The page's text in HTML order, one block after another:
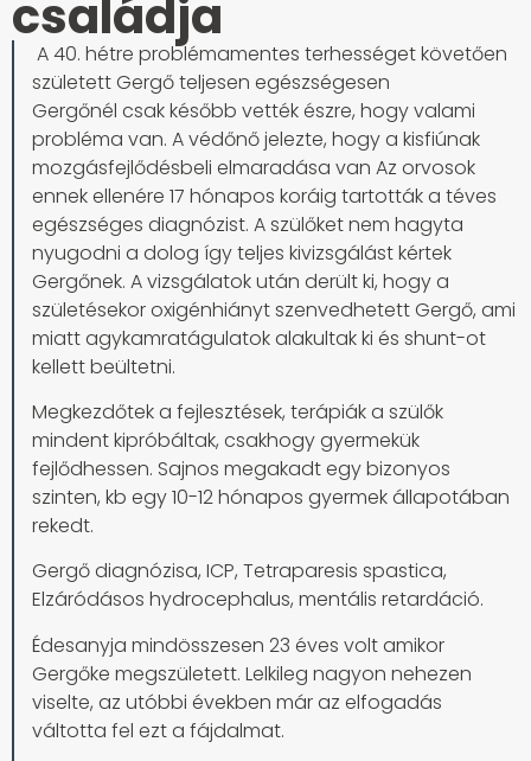
családja
A 40. hétre problémamentes terhességet követően
született Gergő teljesen egészségesen
Gergőnél csak később vették észre, hogy valami
probléma van. A védőnő jelezte, hogy a kisfiúnak
mozgásfejlődésbeli elmaradása van Az orvosok
ennek ellenére 17 hónapos koráig tartották a téves
egészséges diagnózist. A szülőket nem hagyta
nyugodni a dolog így teljes kivizsgálást kértek
Gergőnek. A vizsgálatok után derült ki, hogy a
születésekor oxigénhiányt szenvedhetett Gergő, ami
miatt agykamratágulatok alakultak ki és shunt-ot
kellett beültetni.
Megkezdőtek a fejlesztések, terápiák a szülők
mindent kipróbáltak, csakhogy gyermekük
fejlődhessen. Sajnos megakadt egy bizonyos
szinten, kb egy 10-12 hónapos gyermek állapotában
rekedt.
Gergő diagnózisa, ICP, Tetraparesis spastica,
Elzáródásos hydrocephalus, mentális retardáció.
Édesanyja mindösszesen 23 éves volt amikor
Gergőke megszületett. Lelkileg nagyon nehezen
viselte, az utóbbi években már az elfogadás
váltotta fel ezt a fájdalmat.